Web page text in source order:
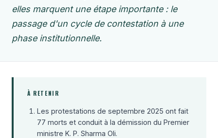
elles marquent une étape importante : le
passage d'un cycle de contestation à une
phase institutionnelle.
À RETENIR
Les protestations de septembre 2025 ont fait
77 morts et conduit à la démission du Premier
ministre K. P. Sharma Oli.